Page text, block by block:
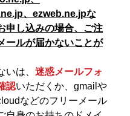
、ezweb.ne.jpな
申し込みの場合、 ご注
ールが届かないことが
いは、 迷惑メールフォ
認いただくか、gmailや
などのフリーメール